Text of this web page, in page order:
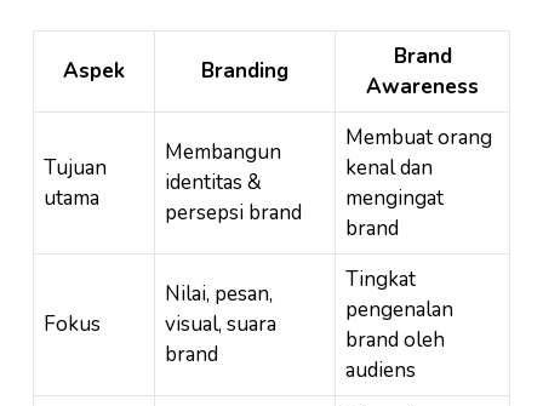
Aspek Branding
Brand
Awareness
Tujuan
utama
Membangun
identitas &
persepsi brand
Membuat orang
kenal dan
mengingat
brand
Fokus
Nilai, pesan,
visual, suara
brand
Tingkat
pengenalan
brand oleh
audiens